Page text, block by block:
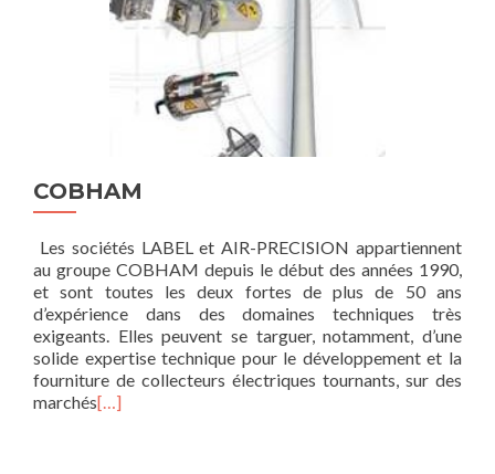
COBHAM
Les sociétés LABEL et AIR-PRECISION appartiennent
au groupe COBHAM depuis le début des années 1990,
et sont toutes les deux fortes de plus de 50 ans
d’expérience dans des domaines techniques très
exigeants. Elles peuvent se targuer, notamment, d’une
solide expertise technique pour le développement et la
fourniture de collecteurs électriques tournants, sur des
marchés[…]